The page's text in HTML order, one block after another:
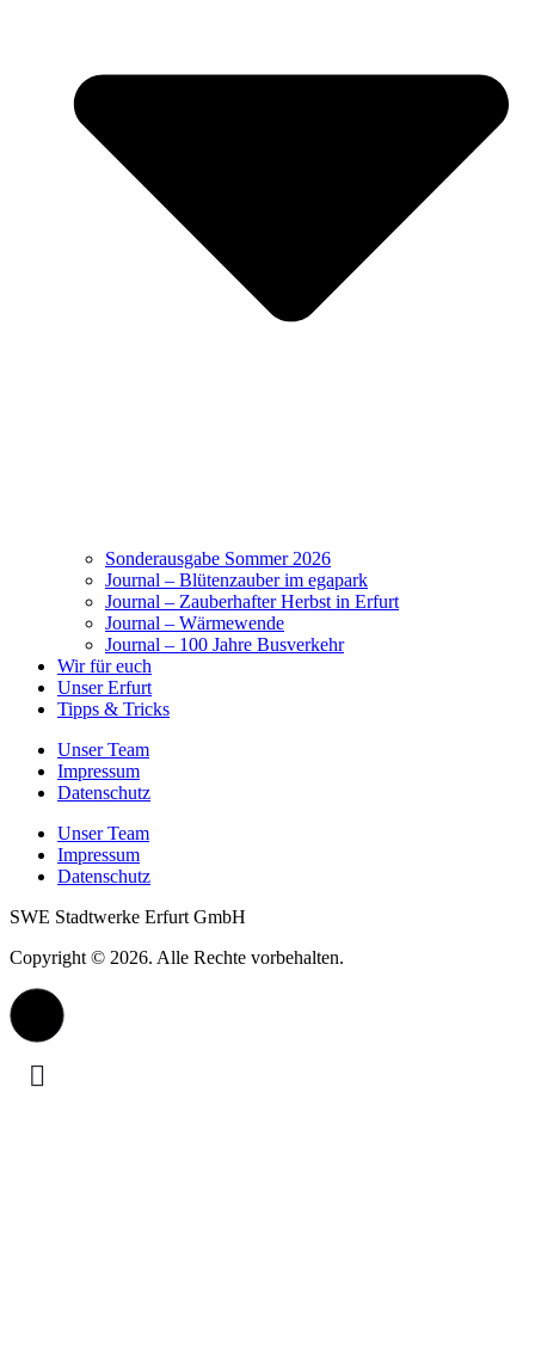
Sonderausgabe Sommer 2026
Journal – Blütenzauber im egapark
Journal – Zauberhafter Herbst in Erfurt
Journal – Wärmewende
Journal – 100 Jahre Busverkehr
Wir für euch
Unser Erfurt
Tipps & Tricks
Unser Team
Impressum
Datenschutz
Unser Team
Impressum
Datenschutz
SWE Stadtwerke Erfurt GmbH
Copyright © 2026. Alle Rechte vorbehalten.